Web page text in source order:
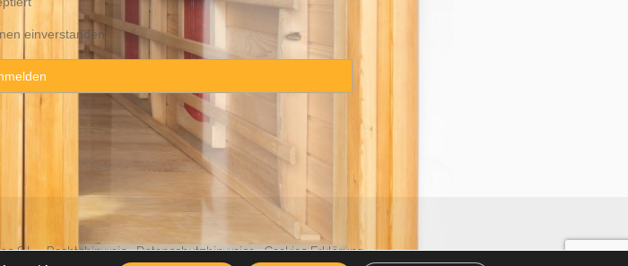
einverstanden
S.L. ·Rechtshinweis·Datenschutzhinweise·Cookies Erklärung